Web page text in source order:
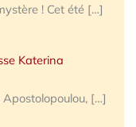
! Cet été […]
Katerina
[…]